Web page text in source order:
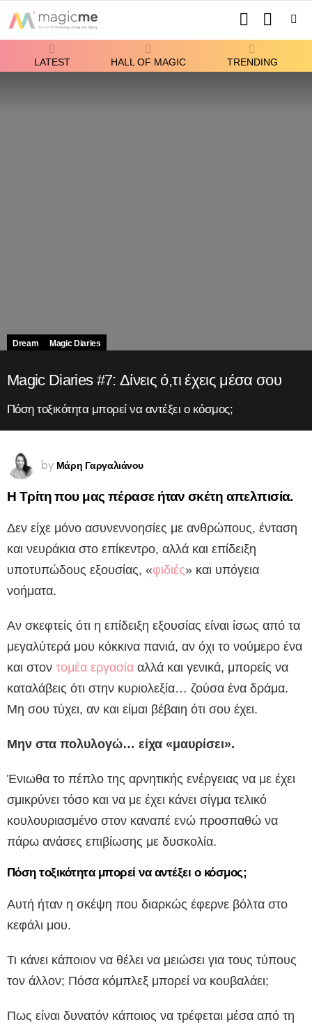
SWITCH
SKIN
LATEST HALL OF MAGIC TRENDING
Dream Magic Diaries
Magic Diaries #7: Δίνεις ό,τι έχεις μέσα σου
Πόση τοξικότητα μπορεί να αντέξει ο κόσμος;
by Μάρη Γαργαλιάνου
Η Τρίτη που μας πέρασε ήταν σκέτη απελπισία.
Δεν είχε μόνο ασυνεννοησίες με ανθρώπους, ένταση
και νευράκια στο επίκεντρο, αλλά και επίδειξη
υποτυπώδους εξουσίας, «φιδιές» και υπόγεια
νοήματα.
Αν σκεφτείς ότι η επίδειξη εξουσίας είναι ίσως από τα
μεγαλύτερά μου κόκκινα πανιά, αν όχι το νούμερο ένα
και στον τομέα εργασία αλλά και γενικά, μπορείς να
καταλάβεις ότι στην κυριολεξία… ζούσα ένα δράμα.
Μη σου τύχει, αν και είμαι βέβαιη ότι σου έχει.
Μην στα πολυλογώ… είχα «μαυρίσει».
Ένιωθα το πέπλο της αρνητικής ενέργειας να με έχει
σμικρύνει τόσο και να με έχει κάνει σίγμα τελικό
κουλουριασμένο στον καναπέ ενώ προσπαθώ να
πάρω ανάσες επιβίωσης με δυσκολία.
Πόση τοξικότητα μπορεί να αντέξει ο κόσμος;
Αυτή ήταν η σκέψη που διαρκώς έφερνε βόλτα στο
κεφάλι μου.
Τι κάνει κάποιον να θέλει να μειώσει για τους τύπους
τον άλλον; Πόσα κόμπλεξ μπορεί να κουβαλάει;
Πως είναι δυνατόν κάποιος να τρέφεται μέσα από τη